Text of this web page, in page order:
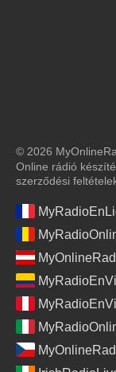
© 2026
Online rádió
szerződési